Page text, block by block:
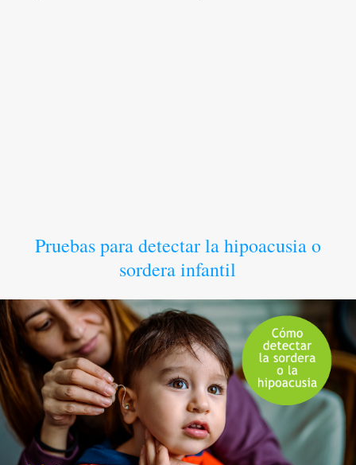
Pruebas para detectar la hipoacusia o
sordera infantil